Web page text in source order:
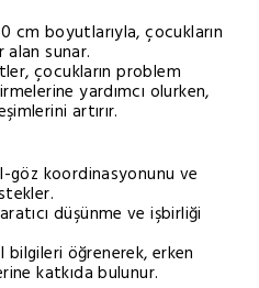
cm boyutlarıyla, çocukların
sunar.
çocukların problem
yardımcı olurken,
artırır.
göz koordinasyonunu ve
düşünme ve işbirliği
öğrenerek, erken
katkıda bulunur.